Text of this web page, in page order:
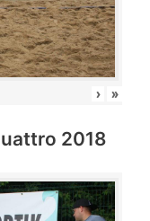
› »
2018